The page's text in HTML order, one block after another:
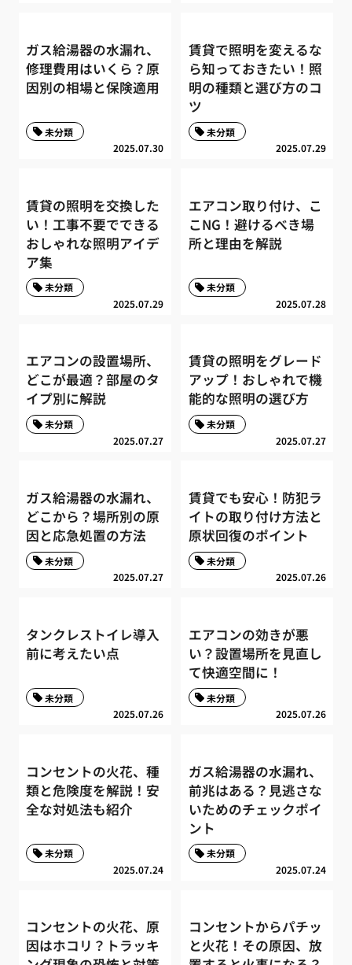
ガス給湯器の水漏れ、
修理費用はいくら？原
因別の相場と保険適用
2025.07.30
未分類
賃貸で照明を変えるな
ら知っておきたい！照
明の種類と選び方のコ
ツ
2025.07.29
未分類
賃貸の照明を交換した
い！工事不要でできる
おしゃれな照明アイデ
ア集
2025.07.29
未分類
エアコン取り付け、こ
こNG！避けるべき場
所と理由を解説
2025.07.28
未分類
エアコンの設置場所、
どこが最適？部屋のタ
イプ別に解説
2025.07.27
未分類
賃貸の照明をグレード
アップ！おしゃれで機
能的な照明の選び方
2025.07.27
未分類
ガス給湯器の水漏れ、
どこから？場所別の原
因と応急処置の方法
2025.07.27
未分類
賃貸でも安心！防犯ラ
イトの取り付け方法と
原状回復のポイント
2025.07.26
未分類
タンクレストイレ導入
前に考えたい点
2025.07.26
未分類
エアコンの効きが悪
い？設置場所を見直し
て快適空間に！
2025.07.26
未分類
コンセントの火花、種
類と危険度を解説！安
全な対処法も紹介
2025.07.24
未分類
ガス給湯器の水漏れ、
前兆はある？見逃さな
いためのチェックポイ
ント
2025.07.24
未分類
コンセントの火花、原
因はホコリ？トラッキ
コンセントからパチッ
と火花！その原因、放